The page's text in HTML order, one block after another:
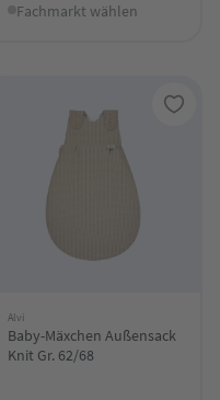
Fachmarkt wählen
Alvi
Baby-Mäxchen Außensack
Knit Gr. 62/68